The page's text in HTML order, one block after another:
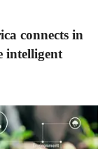
connects in
intelligent